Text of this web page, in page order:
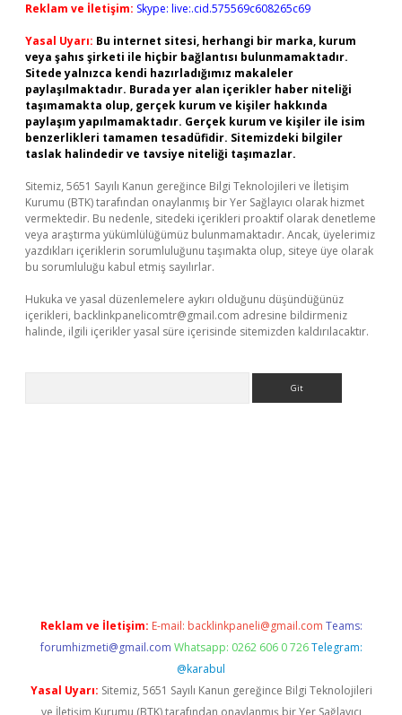
Reklam ve İletişim: Skype: live:.cid.575569c608265c69
Yasal Uyarı: Bu internet sitesi, herhangi bir marka, kurum
veya şahıs şirketi ile hiçbir bağlantısı bulunmamaktadır.
Sitede yalnızca kendi hazırladığımız makaleler
paylaşılmaktadır. Burada yer alan içerikler haber niteliği
taşımamakta olup, gerçek kurum ve kişiler hakkında
paylaşım yapılmamaktadır. Gerçek kurum ve kişiler ile isim
benzerlikleri tamamen tesadüfidir. Sitemizdeki bilgiler
taslak halindedir ve tavsiye niteliği taşımazlar.
Sitemiz, 5651 Sayılı Kanun gereğince Bilgi Teknolojileri ve İletişim
Kurumu (BTK) tarafından onaylanmış bir Yer Sağlayıcı olarak hizmet
vermektedir. Bu nedenle, sitedeki içerikleri proaktif olarak denetleme
veya araştırma yükümlülüğümüz bulunmamaktadır. Ancak, üyelerimiz
yazdıkları içeriklerin sorumluluğunu taşımakta olup, siteye üye olarak
bu sorumluluğu kabul etmiş sayılırlar.
Hukuka ve yasal düzenlemelere aykırı olduğunu düşündüğünüz
içerikleri, backlinkpanelicomtr@gmail.com adresine bildirmeniz
halinde, ilgili içerikler yasal süre içerisinde sitemizden kaldırılacaktır.
Reklam ve İletişim: E-mail: backlinkpaneli@gmail.com Teams:
forumhizmeti@gmail.com Whatsapp: 0262 606 0 726 Telegram:
@karabul
Yasal Uyarı: Sitemiz, 5651 Sayılı Kanun gereğince Bilgi Teknolojileri
ve İletişim Kurumu (BTK) tarafından onaylanmış bir Yer Sağlayıcı